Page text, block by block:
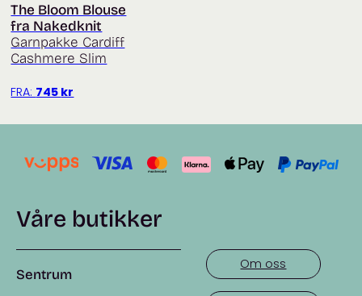
The Bloom Blouse
fra Nakedknit
Garnpakke Cardiff
Cashmere Slim
FRA: 745 kr
Våre butikker
Sentrum
Om oss